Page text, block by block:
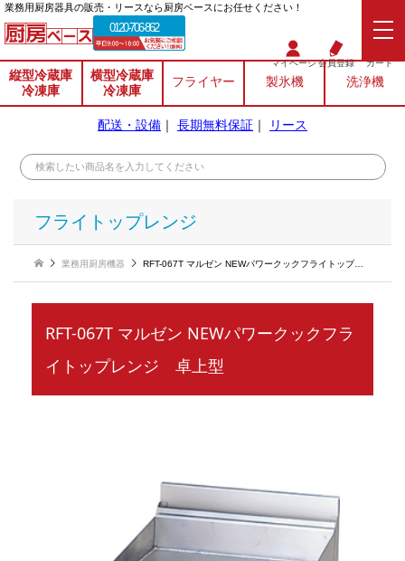
業務⽤厨房器具の販売・リースなら厨房ベースにお任せください！
0120-706-862
マイページ会員登録 カート
縦型冷蔵庫
冷凍庫
横型冷蔵庫
冷凍庫
フライヤー 製氷機 洗浄機
配送・設備 ｜ 長期無料保証 ｜ リース
フライトップレンジ
業務用厨房機器 RFT-067T マルゼン NEWパワークックフライトップレンジ 卓上型
RFT-067T マルゼン NEWパワークックフラ
イトップレンジ 卓上型